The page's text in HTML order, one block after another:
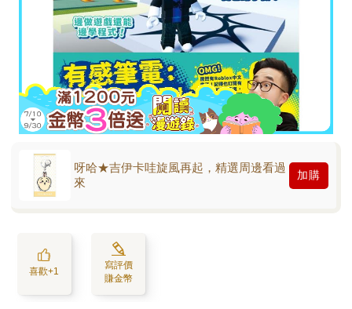
呀哈★吉伊卡哇旋風再起，精選周邊看過
來
加購
喜歡+1
寫評價
賺金幣